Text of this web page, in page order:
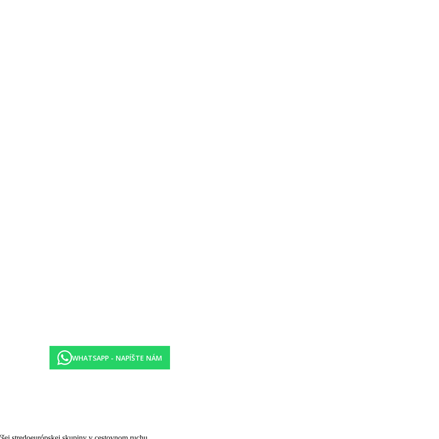
minichladnička (naplnenie minibaru na vyžiadanie a za poplatok), fľaša vody (zadarmo), trezor (zadarmo) a balkón.
vybavenie)
Plážové osušky za vratnú zálohu (cca 10 EUR/osuška). Shuttle bus na pláž zadarmo.
21:00) formou bufetu
(10:00–22:30)
a môžu sa zmeniť.
WHATSAPP - NAPÍŠTE NÁM